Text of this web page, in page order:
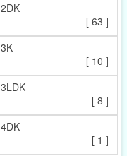
2DK
[ 63 ]
3K
[ 10 ]
3LDK
[ 8 ]
4DK
[ 1 ]